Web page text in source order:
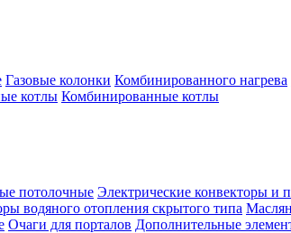
Газовые колонки Комбинированного нагрева
котлы Комбинированные котлы
потолочные Электрические конвекторы и
водяного отопления скрытого типа
Очаги для порталов Дополнительные